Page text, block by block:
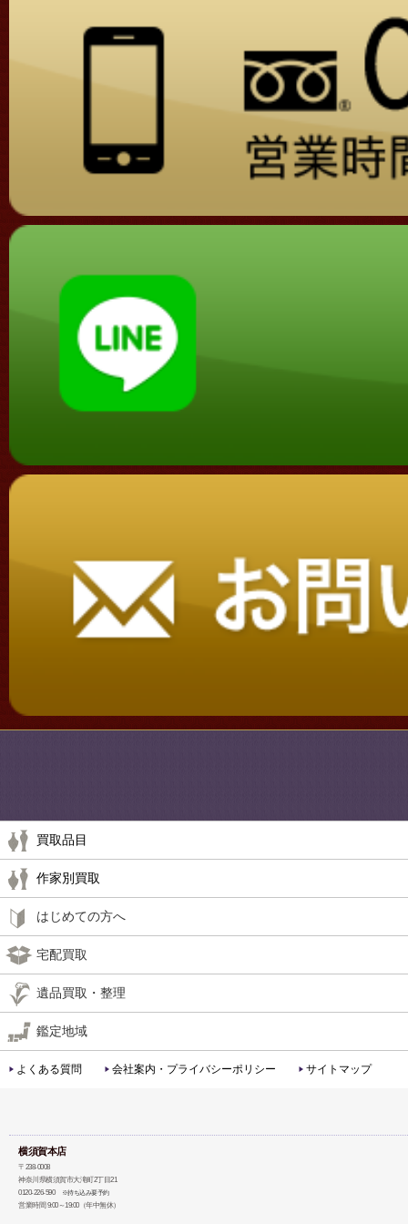
買取品目
作家別買取
はじめての方へ
宅配買取
遺品買取・整理
鑑定地域
よくある質問 会社案内・プライバシーポリシー サイトマップ
横須賀本店
〒238-0008
神奈川県横須賀市大滝町2丁目21
0120-226-590
※持ち込み要予約
営業時間 9:00～19:00（年中無休）